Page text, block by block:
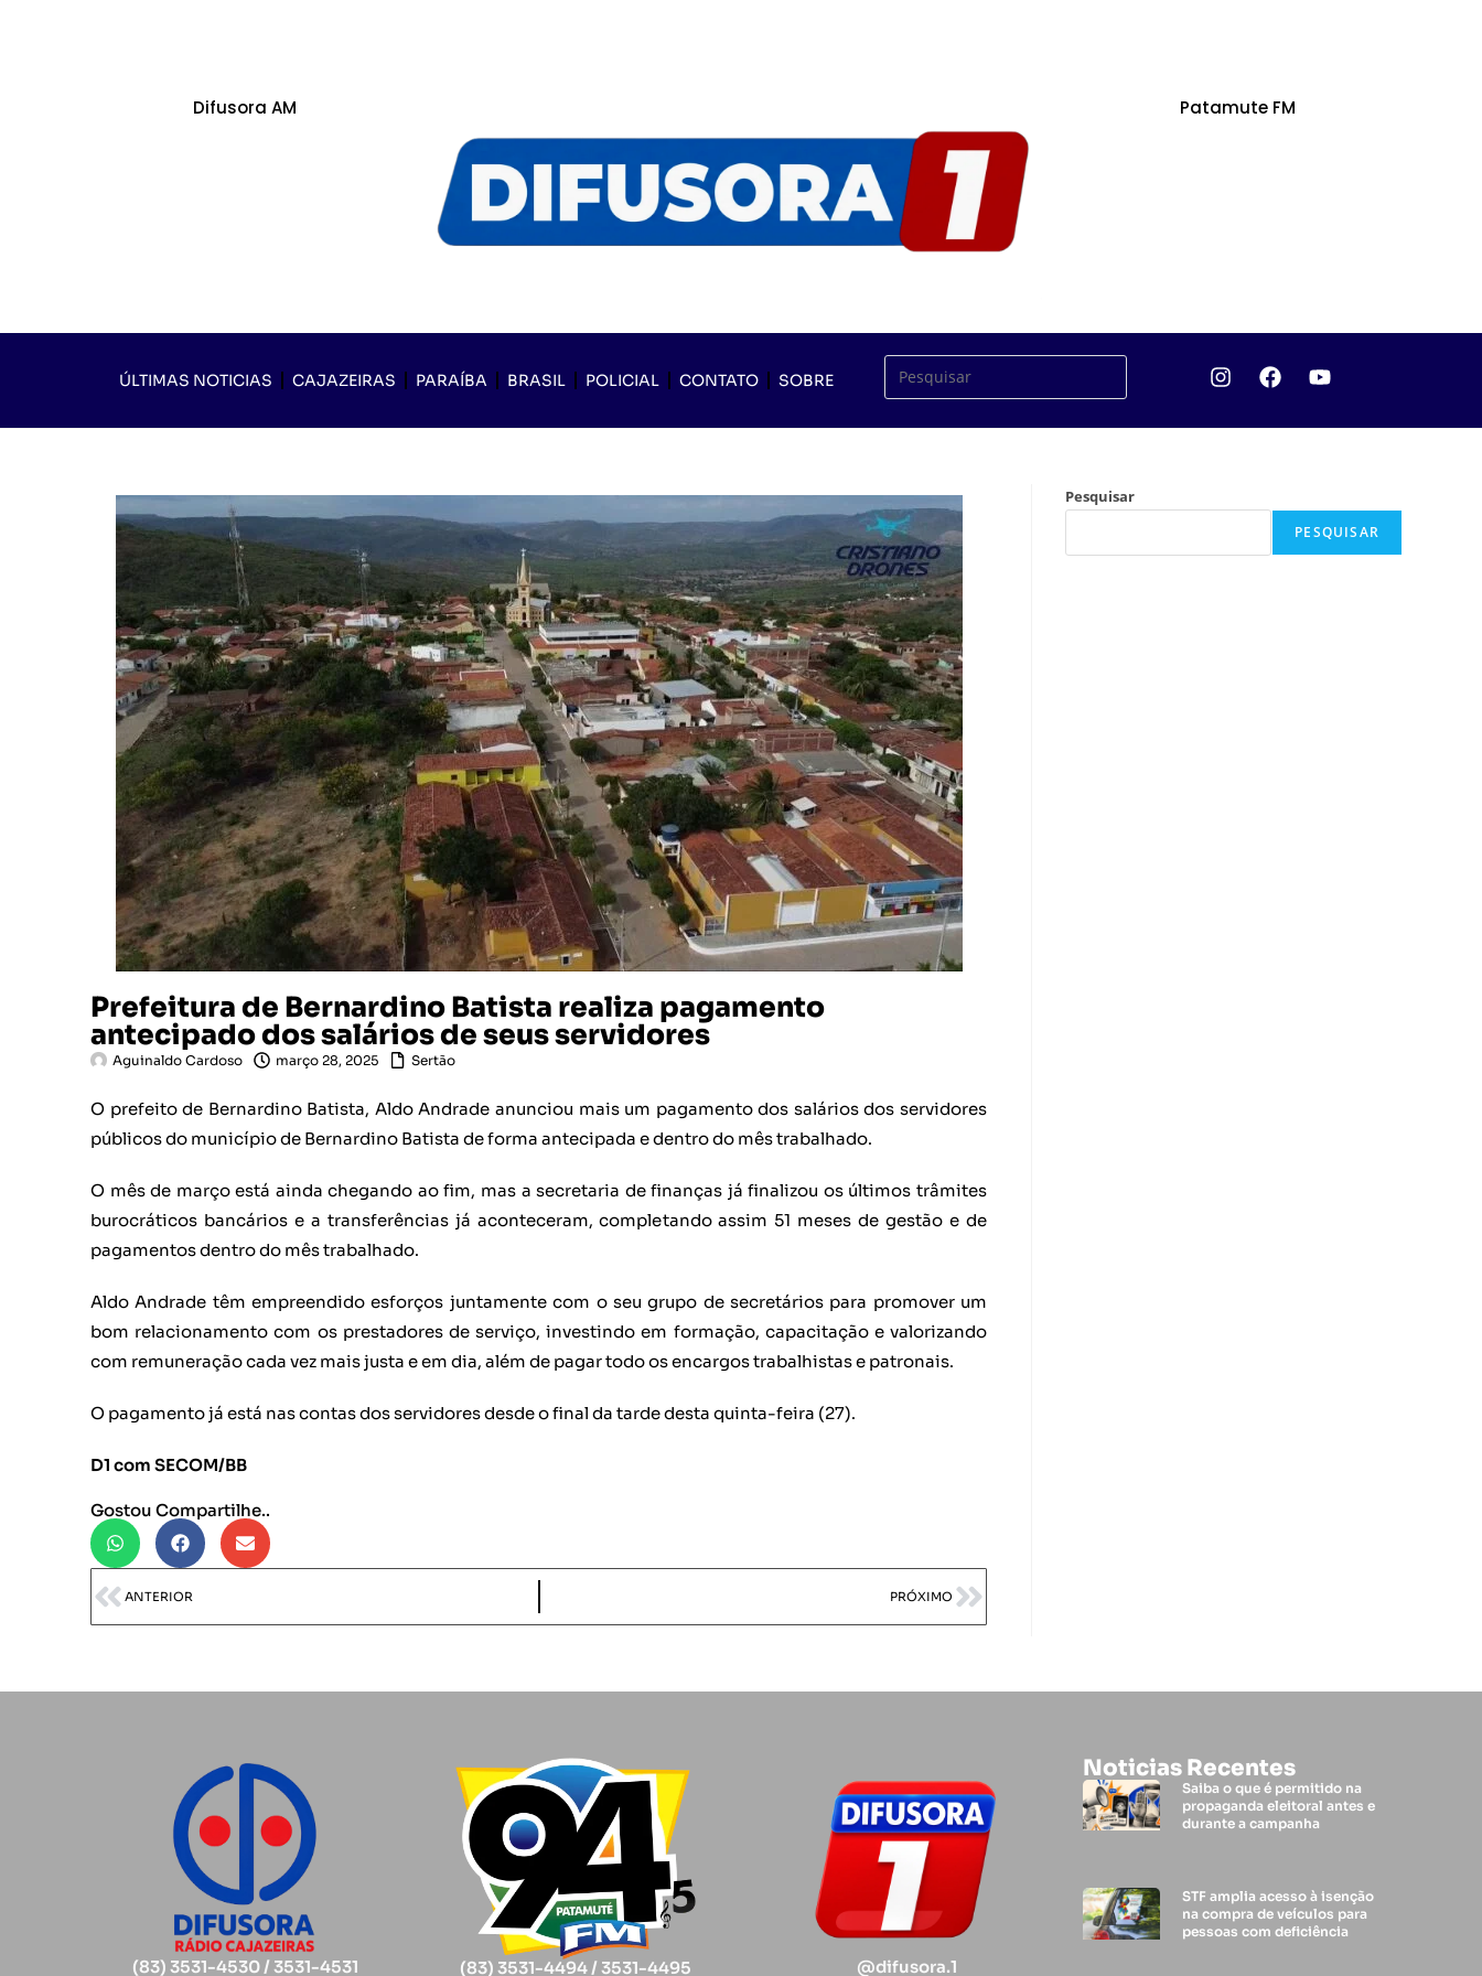
Difusora AM Patamute FM
ÚLTIMAS NOTICIAS CAJAZEIRAS PARAÍBA BRASIL POLICIAL CONTATO SOBRE
Prefeitura de Bernardino Batista realiza pagamento
antecipado dos salários de seus servidores
Aguinaldo Cardoso março 28, 2025 Sertão
O prefeito de Bernardino Batista, Aldo Andrade anunciou mais um pagamento dos salários dos servidores
públicos do município de Bernardino Batista de forma antecipada e dentro do mês trabalhado.
O mês de março está ainda chegando ao fim, mas a secretaria de finanças já finalizou os últimos trâmites
burocráticos bancários e a transferências já aconteceram, completando assim 51 meses de gestão e de
pagamentos dentro do mês trabalhado.
Aldo Andrade têm empreendido esforços juntamente com o seu grupo de secretários para promover um
bom relacionamento com os prestadores de serviço, investindo em formação, capacitação e valorizando
com remuneração cada vez mais justa e em dia, além de pagar todo os encargos trabalhistas e patronais.
O pagamento já está nas contas dos servidores desde o final da tarde desta quinta-feira (27).
D1 com SECOM/BB
Gostou Compartilhe..
ANTERIOR PRÓXIMO
Pesquisar
PESQUISAR
(83) 3531-4530 / 3531-4531 (83) 3531-4494 / 3531-4495 @difusora.1
Noticias Recentes
Saiba o que é permitido na
propaganda eleitoral antes e
durante a campanha
STF amplia acesso à isenção
na compra de veículos para
pessoas com deficiência